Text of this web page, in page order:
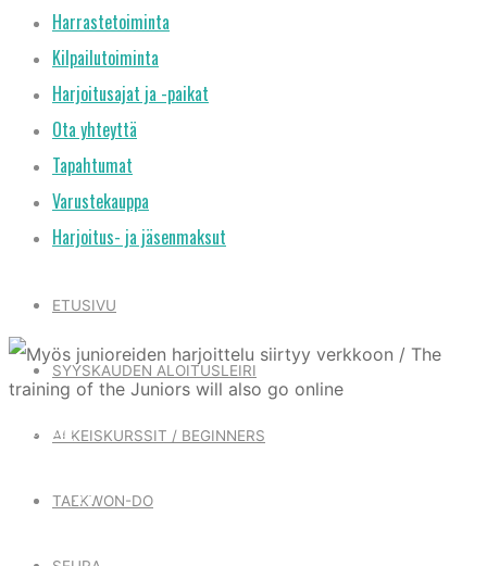
Harrastetoiminta
Kilpailutoiminta
Harjoitusajat ja -paikat
Ota yhteyttä
Tapahtumat
Varustekauppa
Harjoitus- ja jäsenmaksut
ETUSIVU
SYYSKAUDEN ALOITUSLEIRI
ALKEISKURSSIT / BEGINNERS
TAEKWON-DO
Tiedote
MYÖS JUNIOREIDEN